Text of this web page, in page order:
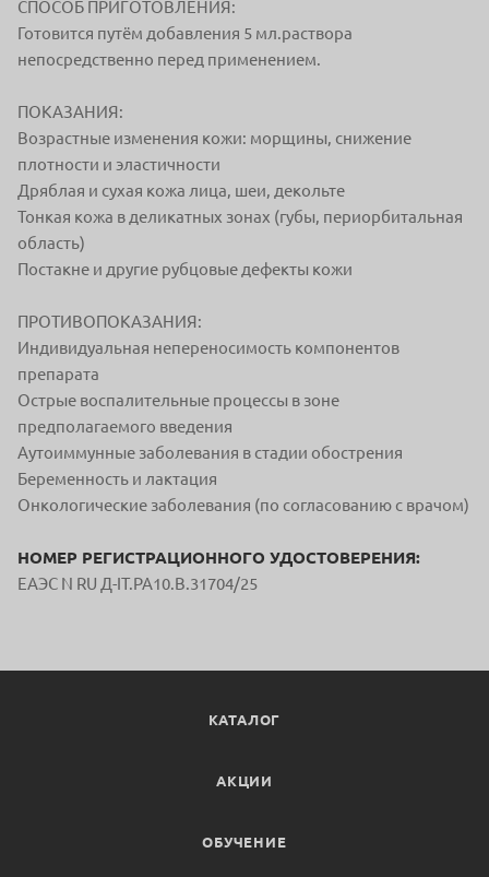
СПОСОБ ПРИГОТОВЛЕНИЯ:
Готовится путём добавления 5 мл.раствора
непосредственно перед применением.
ПОКАЗАНИЯ:
Возрастные изменения кожи: морщины, снижение
плотности и эластичности
Дряблая и сухая кожа лица, шеи, декольте
Тонкая кожа в деликатных зонах (губы, периорбитальная
область)
Постакне и другие рубцовые дефекты кожи
ПРОТИВОПОКАЗАНИЯ:
Индивидуальная непереносимость компонентов
препарата
Острые воспалительные процессы в зоне
предполагаемого введения
Аутоиммунные заболевания в стадии обострения
Беременность и лактация
Онкологические заболевания (по согласованию с врачом)
НОМЕР РЕГИСТРАЦИОННОГО УДОСТОВЕРЕНИЯ:
ЕАЭС N RU Д-IT.РА10.В.31704/25
КАТАЛОГ
АКЦИИ
ОБУЧЕНИЕ